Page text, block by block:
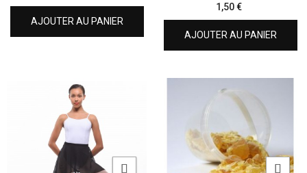
AJOUTER AU PANIER
1,50 €
AJOUTER AU PANIER